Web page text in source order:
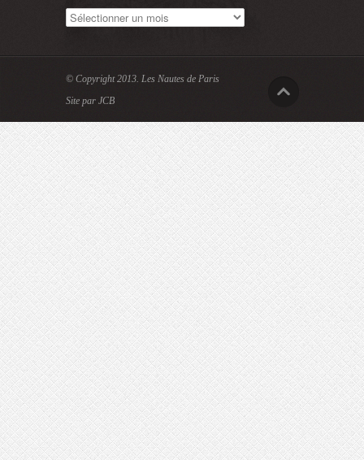
Archives
© Copyright 2013. Les Nautes de Paris
Site par JCB